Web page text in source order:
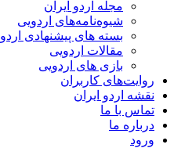
مجله اردو ایران
شیوه‌نامه‌های اردویی
بسته های پیشنهادی اردو
مقالات اردویی
بازی های اردویی
روایت‌های کاربران
نقشه اردو ایران
تماس با ما
درباره ما
ورود